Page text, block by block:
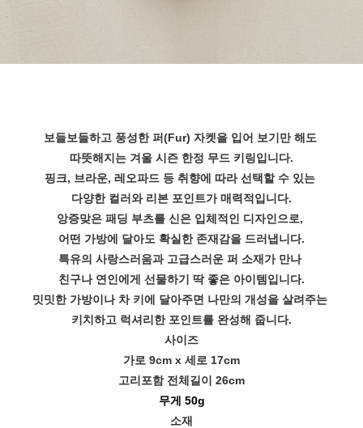
보들보들하고 풍성한 퍼(Fur) 자켓을 입어 보기만 해도
따뜻해지는 겨울 시즌 한정 무드 키링입니다.
핑크, 브라운, 레오파드 등 취향에 따라 선택할 수 있는
다양한 컬러와 리본 포인트가 매력적입니다.
앙증맞은 패딩 부츠를 신은 입체적인 디자인으로,
어떤 가방에 달아도 확실한 존재감을 드러냅니다.
특유의 사랑스러움과 고급스러운 퍼 소재가 만나
친구나 연인에게 선물하기 딱 좋은 아이템입니다.
밋밋한 가방이나 차 키에 달아주면 나만의 개성을 살려주는
키치하고 럭셔리한 포인트를 완성해 줍니다.
사이즈
가로 9cm x 세로 17cm
고리포함 전체길이 26cm
무게 50g
소재